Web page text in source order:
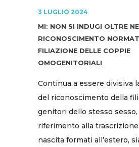
3 LUGLIO 2024
MI: NON SI INDUGI OLTRE
RICONOSCIMENTO
FILIAZIONE DELLE COPPIE
OMOGENITORIALI
Continua a essere divisiva
del riconoscimento della
genitori dello stesso sesso,
riferimento alla
nascita formati all’estero,